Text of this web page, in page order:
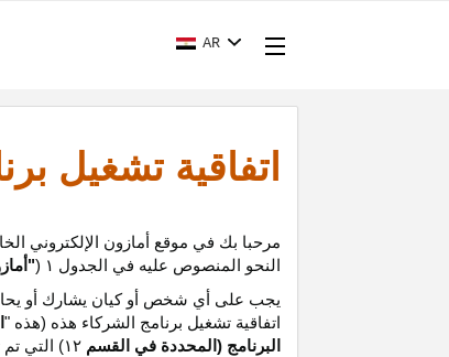
AR
اتفاقية تشغيل
مرحبا بك في موقع أمازون الإلكتروني
النحو المنصوص عليه في الجدول ۱ (
يجب على أي شخص أو كيان يشارك أو
اتفاقية تشغيل برنامج الشركاء هذه (هذه "
البرنامج (المحددة في القسم ۱۲) التي